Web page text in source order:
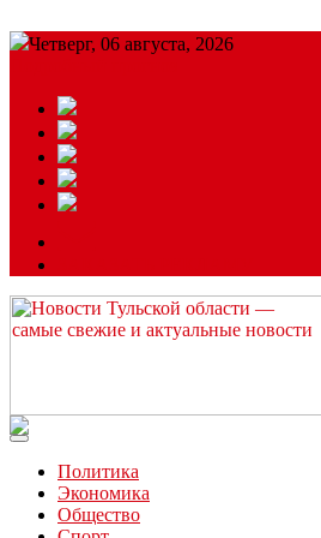
Четверг, 06 августа, 2026
Читайте последние новости дня в
Политика
Экономика
Общество